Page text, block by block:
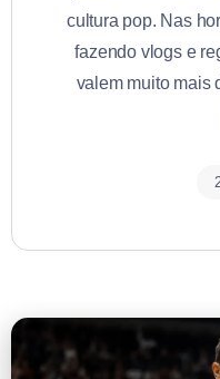
cultura pop. Nas
fazendo vlogs e
valem muito mais